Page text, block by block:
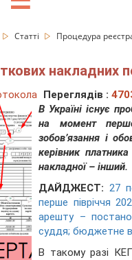
Статті Процедура
накладних
Переглядів :
В Україні існує
на момент
зобов’язання і
керівник
накладної – інший.
ДАЙДЖЕСТ: 27
перше півріччя
арешту –
суддя; бюджетне
В такому разі